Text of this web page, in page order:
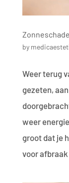
by
Weer terug
gezeten,
weer
groot dat je
voor afbraak